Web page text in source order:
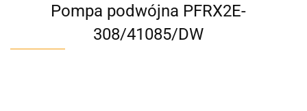
Zgody cookies
Pompa podwójna PFRX2E-
308/41085/DW